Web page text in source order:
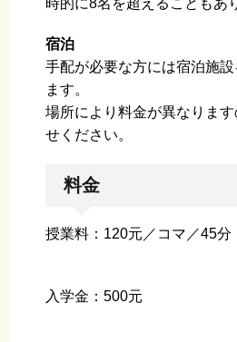
時的に8名を超えることもあ
宿泊
手配が必要な方には宿泊施
ます。
場所により料金が異なりま
せください。
料金
授業料：120元／コマ／45分
入学金：500元